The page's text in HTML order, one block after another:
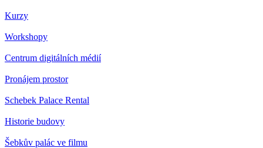
Kurzy
Workshopy
Centrum digitálních médií
Pronájem prostor
Schebek Palace Rental
Historie budovy
Šebkův palác ve filmu